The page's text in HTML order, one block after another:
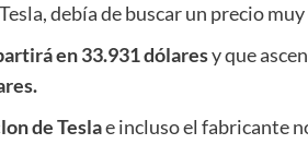
debía de buscar un precio
en 33.931 dólaresy que
de Teslae incluso el fabricante